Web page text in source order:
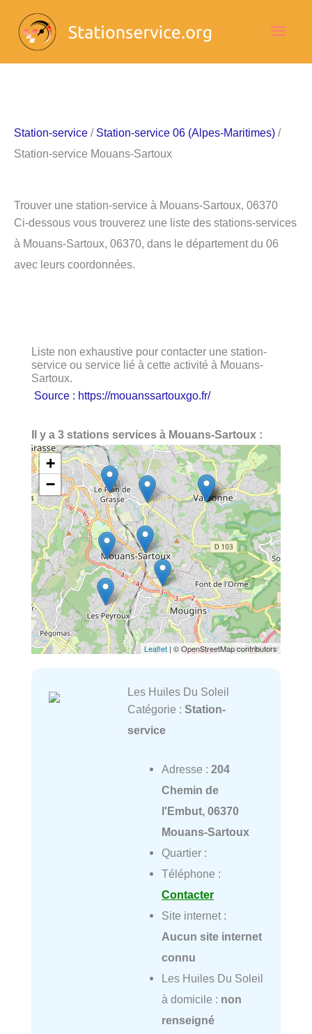
contenu
Station-service / Station-service 06 (Alpes-Maritimes) /
Station-service Mouans-Sartoux
Trouver une station-service à Mouans-Sartoux, 06370
Ci-dessous vous trouverez une liste des stations-services
à Mouans-Sartoux, 06370, dans le département du 06
avec leurs coordonnées.
Liste non exhaustive pour contacter une station-
service ou service lié à cette activité à Mouans-
Sartoux.
Source : https://mouanssartouxgo.fr/
Il y a 3 stations services à Mouans-Sartoux :
+
−
Leaflet | © OpenStreetMap contributors
Les Huiles Du Soleil
Catégorie : Station-
service
Adresse : 204
Chemin de
l'Embut, 06370
Mouans-Sartoux
Quartier :
Téléphone :
Contacter
Site internet :
Aucun site internet
connu
Les Huiles Du Soleil
à domicile : non
renseigné